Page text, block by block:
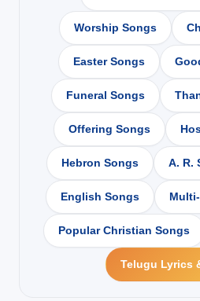
Worship Songs
Easter Songs
Funeral Songs
Offering Songs
Hebron Songs A. R.
English Songs
Popular Christian Songs
Telugu Lyrics